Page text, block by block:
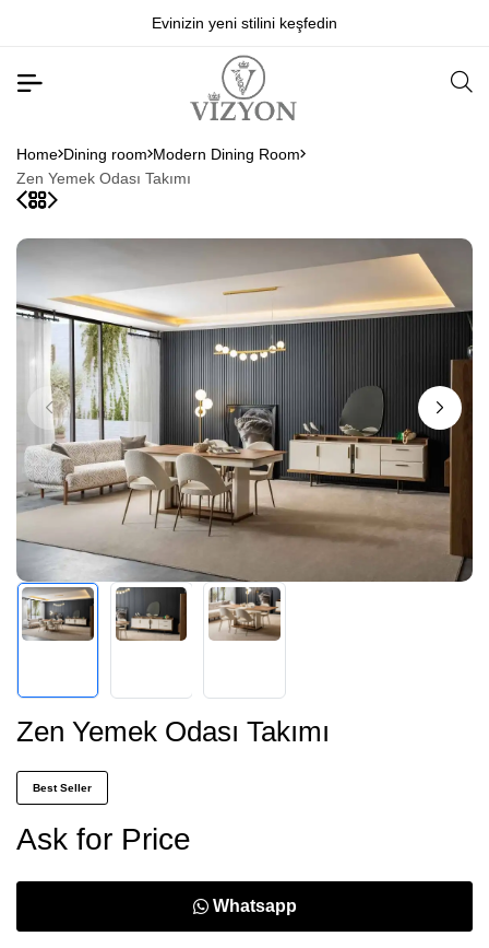
Evinizin yeni stilini keşfedin
Home Dining room Modern Dining Room
Zen Yemek Odası Takımı
Zen Yemek Odası Takımı
Best Seller
Ask for Price
Whatsapp